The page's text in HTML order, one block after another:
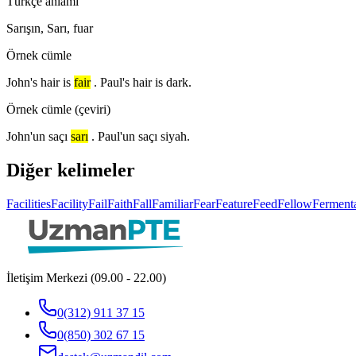
Sarışın, Sarı, fuar
Örnek cümle
John's hair is fair . Paul's hair is dark.
Örnek cümle (çeviri)
John'un saçı sarı . Paul'un saçı siyah.
Diğer kelimeler
FacilitiesFacilityFailFaithFallFamiliarFearFeatureFeedFellow
İletişim Merkezi (09.00 - 22.00)
0(312) 911 37 15
0(850) 302 67 15